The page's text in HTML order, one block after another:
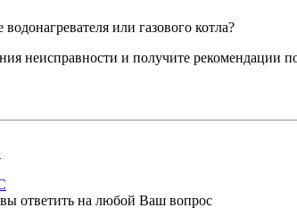
или газового котла?
неисправности и получите рекомендации
ответить на любой Ваш вопрос